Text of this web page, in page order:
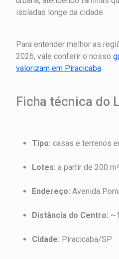
isoladas longe da cidade.
Para entender melhor as
2026, vale conferir o nosso
valorizam em Piracicaba.
Ficha técnica do
Tipo: casas e terrenos
Lotes: a partir de 200 m²
Endereço: Avenida
Distância do Centro:
Cidade: Piracicaba/SP